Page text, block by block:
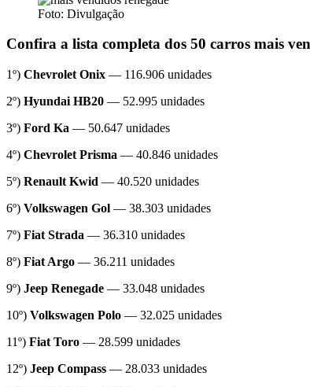
Foto: Divulgação
Confira a lista completa dos 50 carros mais
1º) Chevrolet Onix — 116.906 unidades
2º) Hyundai HB20 — 52.995 unidades
3º) Ford Ka — 50.647 unidades
4º) Chevrolet Prisma — 40.846 unidades
5º) Renault Kwid — 40.520 unidades
6º) Volkswagen Gol — 38.303 unidades
7º) Fiat Strada — 36.310 unidades
8º) Fiat Argo — 36.211 unidades
9º) Jeep Renegade — 33.048 unidades
10º) Volkswagen Polo — 32.025 unidades
11º) Fiat Toro — 28.599 unidades
12º) Jeep Compass — 28.033 unidades